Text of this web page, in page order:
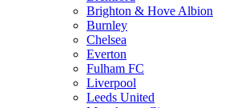
Brighton & Hove Albion
Burnley
Chelsea
Everton
Fulham FC
Liverpool
Leeds United